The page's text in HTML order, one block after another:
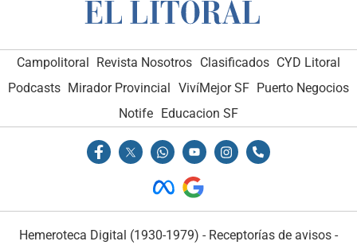
Campolitoral Revista Nosotros Clasificados CYD Litoral
Podcasts Mirador Provincial VivíMejor SF Puerto Negocios
Notife Educacion SF
Hemeroteca Digital (1930-1979) - Receptorías de avisos -